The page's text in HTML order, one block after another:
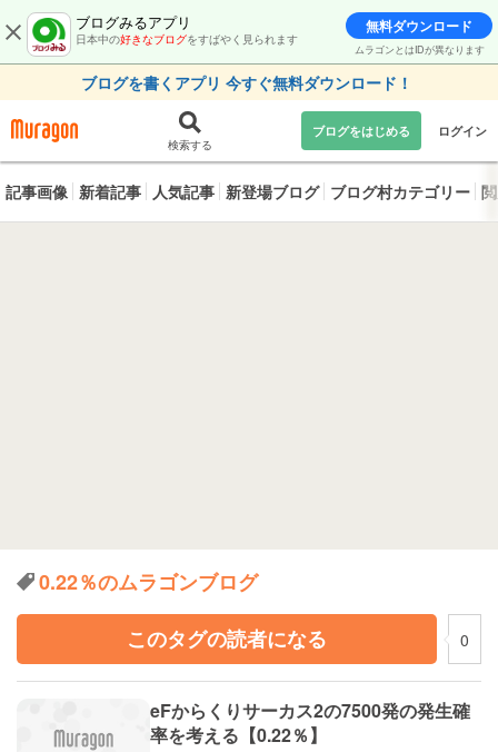
ブログみるアプリ
日本中の好きなブログをすばやく見られます
無料ダウンロード
ムラゴンとはIDが異なります
ブログを書くアプリ 今すぐ無料ダウンロード！
検索する
ブログをはじめる ログイン
記事画像 新着記事 人気記事 新登場ブログ ブログ村カテゴリー
0.22％のムラゴンブログ
このタグの読者になる
0
eFからくりサーカス2の7500発の発生確
率を考える【0.22％】